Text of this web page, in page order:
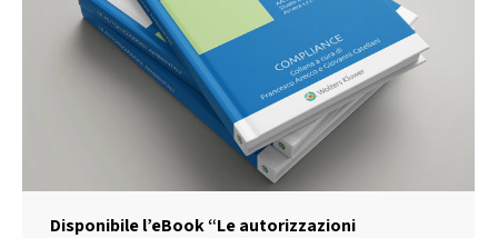
Disponibile l’eBook “Le autorizzazioni